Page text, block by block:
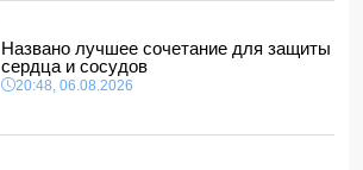
Названо лучшее сочетание для защиты
сердца и сосудов
20:48, 06.08.2026